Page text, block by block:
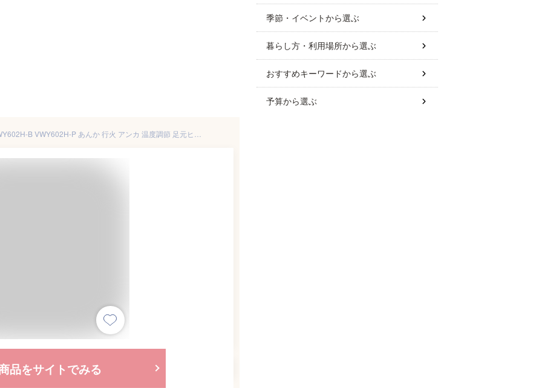
品をサイトでみる
季節・イベントから選ぶ
暮らし方・利用場所から選ぶ
おすすめキーワードから選ぶ
予算から選ぶ